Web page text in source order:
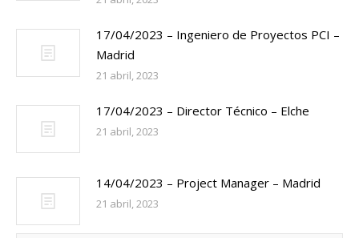
17/04/2023 – Ingeniero de Proyectos PCI –
Madrid
21 abril, 2023
17/04/2023 – Director Técnico – Elche
21 abril, 2023
14/04/2023 – Project Manager – Madrid
21 abril, 2023